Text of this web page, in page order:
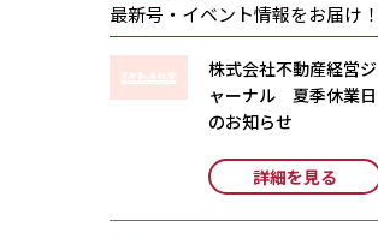
最新号・イベント情報をお届け！
株式会社不動産経営ジ
ャーナル 夏季休業日
のお知らせ
詳細を見る